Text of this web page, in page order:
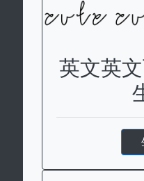
英文英